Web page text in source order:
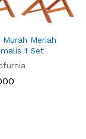
Murah Meriah
1 Set